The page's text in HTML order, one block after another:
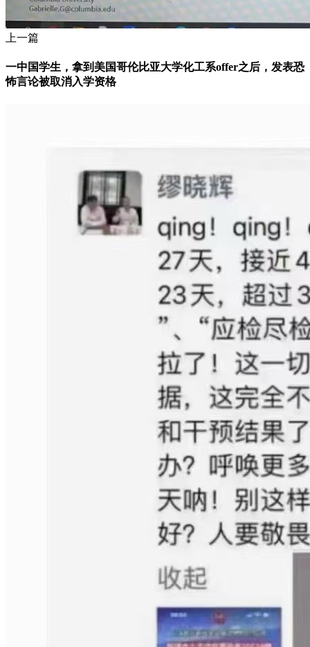
上一篇
一中国学生，拿到美国哥伦比亚大学化工系offer之后，发表恐
怖言论被取消入学资格